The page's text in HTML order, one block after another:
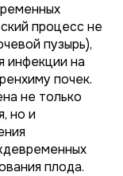
процесс не
пузырь),
инфекции на
почек.
не только
но и
плода.